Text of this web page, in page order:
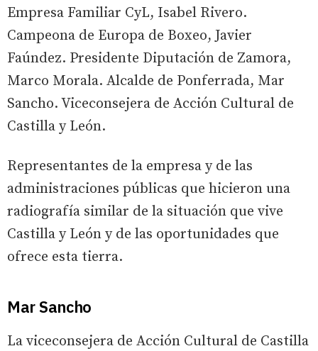
Empresa Familiar CyL, Isabel Rivero.
Campeona de Europa de Boxeo, Javier
Faúndez. Presidente Diputación de Zamora,
Marco Morala. Alcalde de Ponferrada, Mar
Sancho. Viceconsejera de Acción Cultural de
Castilla y León.
Representantes de la empresa y de las
administraciones públicas que hicieron una
radiografía similar de la situación que vive
Castilla y León y de las oportunidades que
ofrece esta tierra.
Mar Sancho
La viceconsejera de Acción Cultural de Castilla